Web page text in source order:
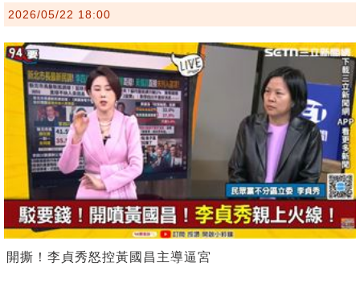
2026/05/22 18:00
開撕！李貞秀怒控黃國昌主導逼宮